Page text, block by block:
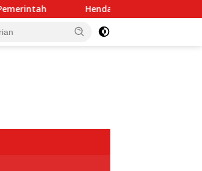
Hendardi: Dugaan Intervensi TNI